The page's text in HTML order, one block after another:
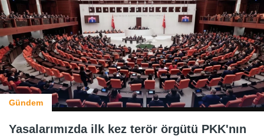
Gündem
Yasalarımızda ilk kez terör örgütü PKK'nın